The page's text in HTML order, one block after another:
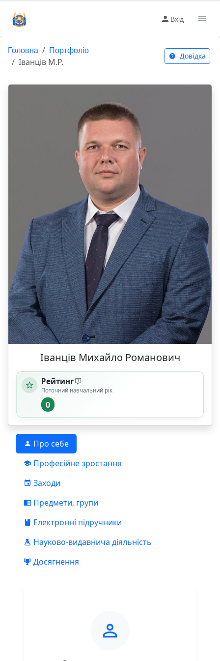
Вхід
Головна Портфоліо
Іванців М.Р.
Довідка
Іванців Михайло Романович
Рейтинг
Поточний навчальний рік
0
Про себе
Професійне зростання
Заходи
Предмети, групи
Електронні підручники
Науково-видавнича діяльність
Досягнення